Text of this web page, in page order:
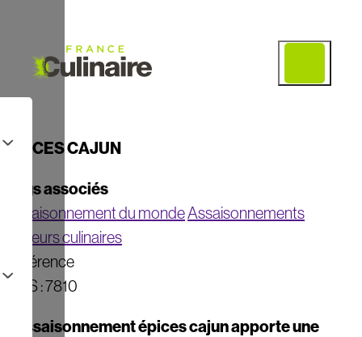
ÉPICES CAJUN
Tags associés
Assaisonnement du mondeAssaisonnements
Saveurs culinaires
Référence
UGS : 7810
L’assaisonnement épices cajun apporte une